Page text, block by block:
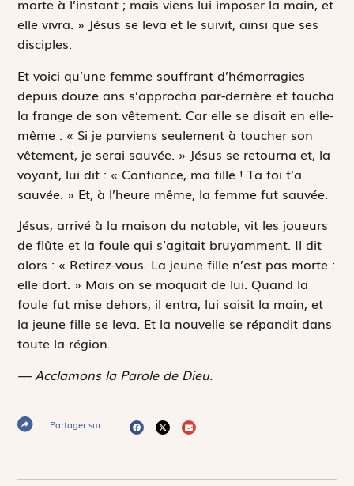
morte à l’instant ; mais viens lui imposer la main, et
elle vivra. » Jésus se leva et le suivit, ainsi que ses
disciples.
Et voici qu’une femme souffrant d’hémorragies
depuis douze ans s’approcha par-derrière et toucha
la frange de son vêtement. Car elle se disait en elle-
même : « Si je parviens seulement à toucher son
vêtement, je serai sauvée. » Jésus se retourna et, la
voyant, lui dit : « Confiance, ma fille ! Ta foi t’a
sauvée. » Et, à l’heure même, la femme fut sauvée.
Jésus, arrivé à la maison du notable, vit les joueurs
de flûte et la foule qui s’agitait bruyamment. Il dit
alors : « Retirez-vous. La jeune fille n’est pas morte :
elle dort. » Mais on se moquait de lui. Quand la
foule fut mise dehors, il entra, lui saisit la main, et
la jeune fille se leva. Et la nouvelle se répandit dans
toute la région.
— Acclamons la Parole de Dieu.
Partager sur :